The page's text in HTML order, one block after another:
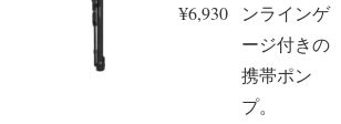
¥6,930
ンラインゲ
ージ付きの
携帯ポン
プ。